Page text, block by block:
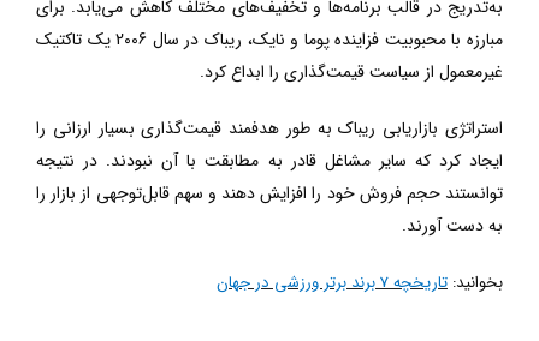
به‌تدریج در قالب برنامه‌ها و تخفیف‌های مختلف کاهش می‌یابد. برای
مبارزه با محبوبیت فزاینده پوما و نایک، ریباک در سال 2006 یک تاکتیک
غیرمعمول از سیاست قیمت‌گذاری را ابداع کرد.
استراتژی بازاریابی ریباک به طور هدفمند قیمت‌گذاری بسیار ارزانی را
ایجاد کرد که سایر مشاغل قادر به مطابقت با آن نبودند. در نتیجه
توانستند حجم فروش خود را افزایش دهند و سهم قابل‌توجهی از بازار را
به دست آورند.
بخوانید: تاریخچه 7 برند برتر ورزشی در جهان